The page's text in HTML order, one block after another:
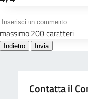
Contatta il